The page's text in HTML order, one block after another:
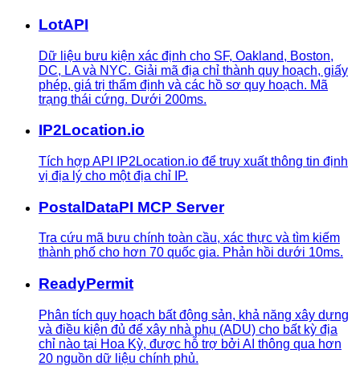
LotAPI
Dữ liệu bưu kiện xác định cho SF, Oakland, Boston,
DC, LA và NYC. Giải mã địa chỉ thành quy hoạch, giấy
phép, giá trị thẩm định và các hồ sơ quy hoạch. Mã
trạng thái cứng. Dưới 200ms.
IP2Location.io
Tích hợp API IP2Location.io để truy xuất thông tin định
vị địa lý cho một địa chỉ IP.
PostalDataPI MCP Server
Tra cứu mã bưu chính toàn cầu, xác thực và tìm kiếm
thành phố cho hơn 70 quốc gia. Phản hồi dưới 10ms.
ReadyPermit
Phân tích quy hoạch bất động sản, khả năng xây dựng
và điều kiện đủ để xây nhà phụ (ADU) cho bất kỳ địa
chỉ nào tại Hoa Kỳ, được hỗ trợ bởi AI thông qua hơn
20 nguồn dữ liệu chính phủ.